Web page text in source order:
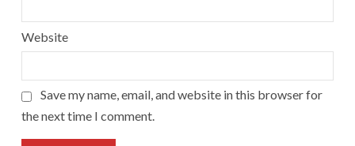
Website
Save my name, email, and website in this browser for
the next time I comment.